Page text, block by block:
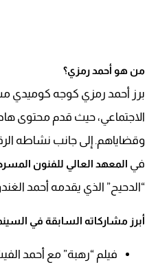
من هو أحمد رمزي؟
برز أحمد رمزي كوجه كوميدي
الاجتماعي، حيث قدم محتوى
وقضاياهم. إلى جانب نشاطه
في المعهد العالي للفنون
“الدحيح” الذي يقدمه أحمد
أبرز مشاركاته السابقة في
فيلم “رهبة” مع أحمد